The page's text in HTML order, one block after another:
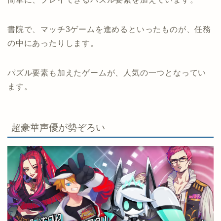
書院で、マッチ3ゲームを進めるといったものが、任務
の中にあったりします。
パズル要素も加えたゲームが、人気の一つとなってい
ます。
超豪華声優が勢ぞろい